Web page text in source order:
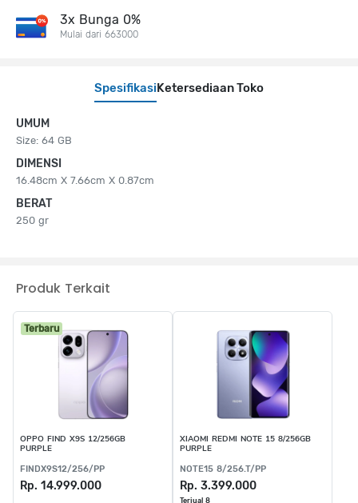
SpesifikasiKetersediaan Toko
UMUM
Size: 64 GB
DIMENSI
16.48cm X 7.66cm X 0.87cm
BERAT
250 gr
3x Bunga 0%
Mulai dari 663000
Produk Terkait
Terbaru
OPPO FIND X9S 12/256GB
PURPLE
FINDX9S12/256/PP
Rp. 14.999.000
XIAOMI REDMI NOTE 15 8/256GB
PURPLE
NOTE15 8/256.T/PP
Rp. 3.399.000
Terjual 8